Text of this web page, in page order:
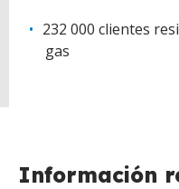
232 000 clientes
gas
Información